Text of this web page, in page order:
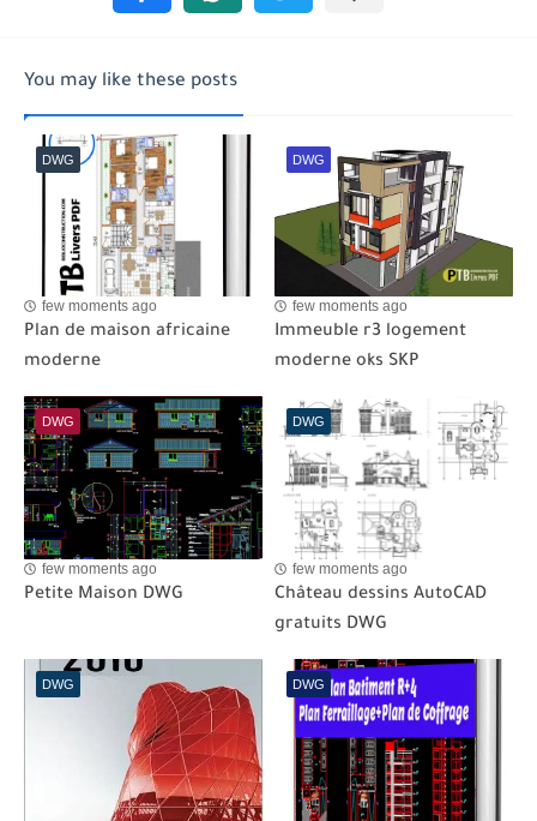
You may like these posts
DWG
few moments ago
Plan de maison africaine
moderne
DWG
few moments ago
Immeuble r3 logement
moderne oks SKP
DWG
few moments ago
Petite Maison DWG
DWG
few moments ago
Château dessins AutoCAD
gratuits DWG
DWG DWG